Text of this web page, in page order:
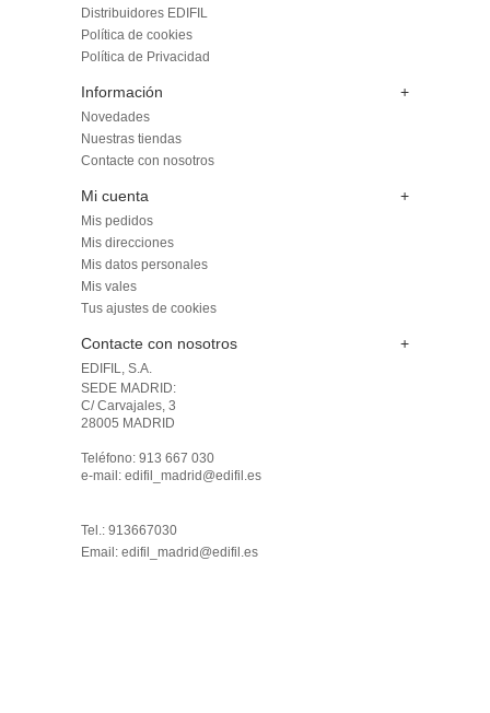
Distribuidores EDIFIL
Política de cookies
Política de Privacidad
Información +
Novedades
Nuestras tiendas
Contacte con nosotros
Mi cuenta +
Mis pedidos
Mis direcciones
Mis datos personales
Mis vales
Tus ajustes de cookies
Contacte con nosotros +
EDIFIL, S.A.
SEDE MADRID:
C/ Carvajales, 3
28005 MADRID
Teléfono: 913 667 030
e-mail: edifil_madrid@edifil.es
Tel.: 913667030
Email: edifil_madrid@edifil.es